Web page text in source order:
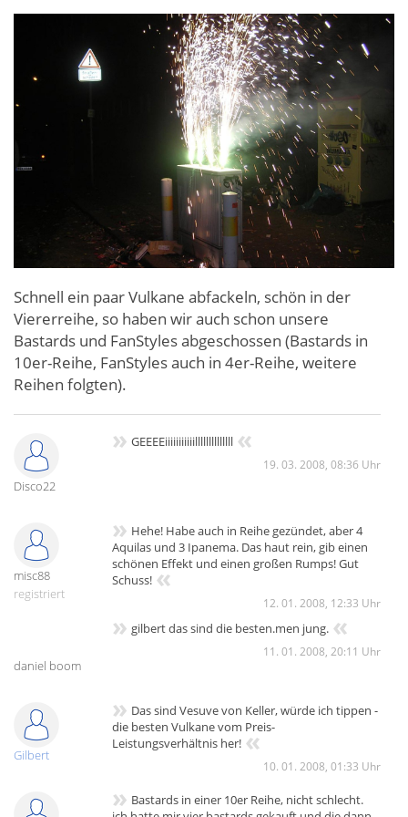
Schnell ein paar Vulkane abfackeln, schön in der
Viererreihe, so haben wir auch schon unsere
Bastards und FanStyles abgeschossen (Bastards in
10er-Reihe, FanStyles auch in 4er-Reihe, weitere
Reihen folgten).
Disco22
» GEEEEiiiiiiiiiiillllllllllllll «
19. 03. 2008, 08:36 Uhr
misc88
registriert
» Hehe! Habe auch in Reihe gezündet, aber 4
Aquilas und 3 Ipanema. Das haut rein, gib einen
schönen Effekt und einen großen Rumps! Gut
Schuss! «
12. 01. 2008, 12:33 Uhr
daniel boom
» gilbert das sind die besten.men jung. «
11. 01. 2008, 20:11 Uhr
Gilbert
» Das sind Vesuve von Keller, würde ich tippen -
die besten Vulkane vom Preis-
Leistungsverhältnis her! «
10. 01. 2008, 01:33 Uhr
» Bastards in einer 10er Reihe, nicht schlecht.